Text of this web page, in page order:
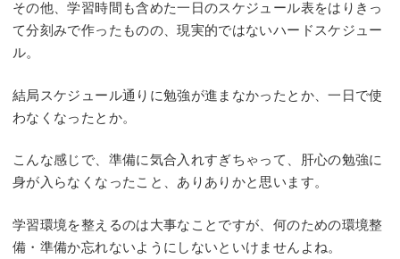
その他、学習時間も含めた一日のスケジュール表をはりきっ
て分刻みで作ったものの、現実的ではないハードスケジュー
ル。
結局スケジュール通りに勉強が進まなかったとか、一日で使
わなくなったとか。
こんな感じで、準備に気合入れすぎちゃって、肝心の勉強に
身が入らなくなったこと、ありありかと思います。
学習環境を整えるのは大事なことですが、何のための環境整
備・準備か忘れないようにしないといけませんよね。